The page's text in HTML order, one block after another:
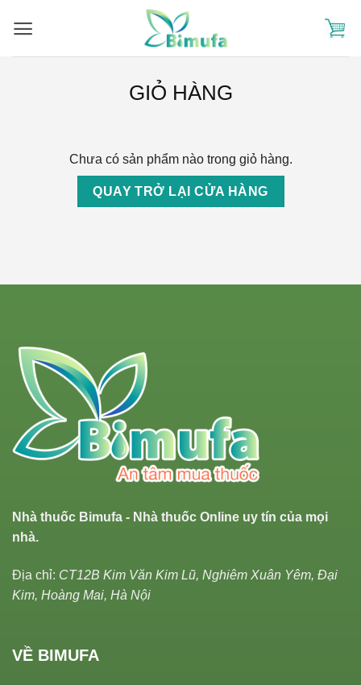
GIỎ HÀNG
Chưa có sản phẩm nào trong giỏ hàng.
QUAY TRỞ LẠI CỬA HÀNG
Nhà thuốc Bimufa - Nhà thuốc Online uy tín của mọi
nhà.
Địa chỉ: CT12B Kim Văn Kim Lũ, Nghiêm Xuân Yêm, Đại
Kim, Hoàng Mai, Hà Nội
VỀ BIMUFA